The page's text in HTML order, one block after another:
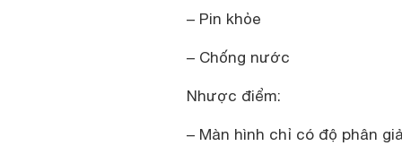
– Pin khỏe
– Chống nước
Nhược điểm:
– Màn hình chỉ có độ phân